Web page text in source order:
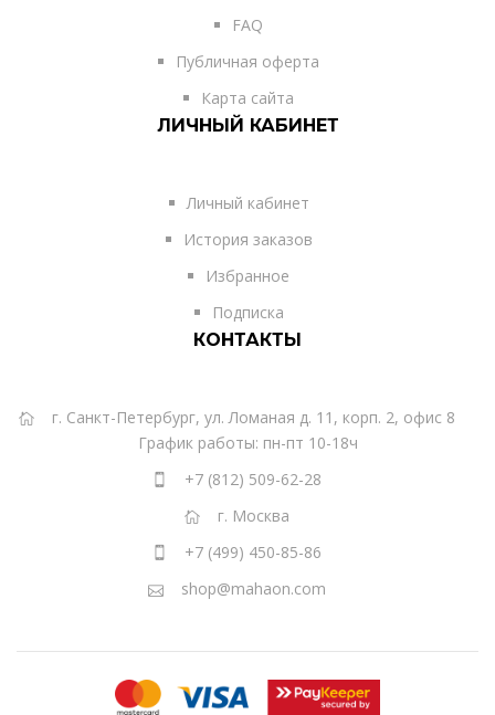
FAQ
Публичная оферта
Карта сайта
ЛИЧНЫЙ КАБИНЕТ
Личный кабинет
История заказов
Избранное
Подписка
КОНТАКТЫ
г. Санкт-Петербург, ул. Ломаная д. 11, корп. 2, офис 8
График работы: пн-пт 10-18ч
+7 (812) 509-62-28
г. Москва
+7 (499) 450-85-86
shop@mahaon.com